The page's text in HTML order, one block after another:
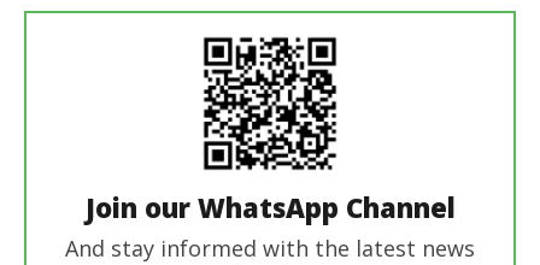
Join our WhatsApp Channel
And stay informed with the latest news